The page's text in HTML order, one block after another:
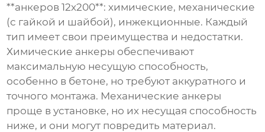
**анкеров 12х200**: химические, механические
(с гайкой и шайбой), инжекционные. Каждый
тип имеет свои преимущества и недостатки.
Химические анкеры обеспечивают
максимальную несущую способность,
особенно в бетоне, но требуют аккуратного и
точного монтажа. Механические анкеры
проще в установке, но их несущая способность
ниже, и они могут повредить материал.